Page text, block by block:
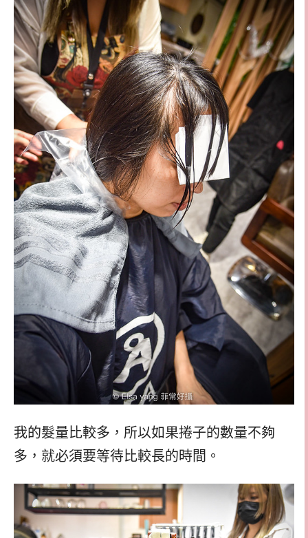
我的髮量比較多，所以如果捲子的數量不夠
多，就必須要等待比較長的時間。